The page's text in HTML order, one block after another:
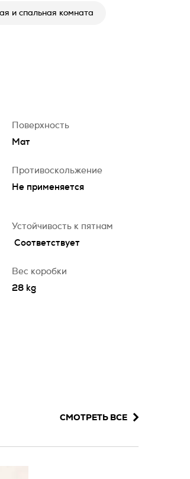
и спальная комната
Поверхность
Мат
Противоскольжение
Не применяется
Устойчивость к пятнам
Соответствует
Вес коробки
28 kg
СМОТРЕТЬ ВСЕ